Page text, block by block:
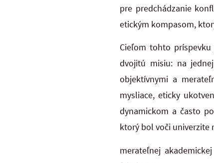
pre predchádzanie
etickým kompasom,
Cieľom tohto
dvojitú misiu: na
objektívnymi a
mysliace, eticky
dynamickom a často
ktorý bol voči univerzite
merateľnej